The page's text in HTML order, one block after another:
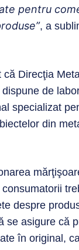
pentru
, a
că Direcţia
de
specializat
din
despre
se asigure că
în original,